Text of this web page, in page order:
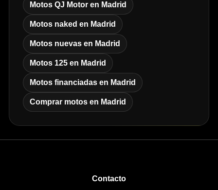
Motos QJ Motor en Madrid
Motos naked en Madrid
Motos nuevas en Madrid
Motos 125 en Madrid
Motos financiadas en Madrid
Comprar motos en Madrid
Contacto